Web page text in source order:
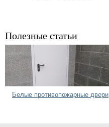
Полезные статьи
Белые противопожарные двери